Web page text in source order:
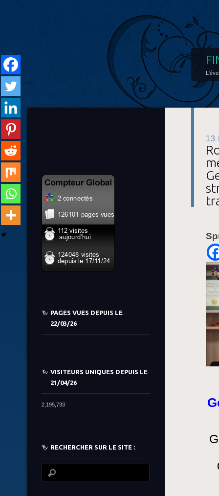
13
PAGES VUES DEPUIS LE
22/03/26
VISITEURS UNIQUES DEPUIS LE
21/04/26
2,195,733
RECHERCHER SUR LE SITE :